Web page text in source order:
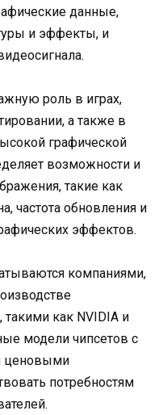
данные,
и эффекты, и
роль в играх,
а также в
графической
возможности и
такие как
частота обновления и
эффектов.
компаниями,
как NVIDIA и
модели чипсетов с
ценовыми
потребностям